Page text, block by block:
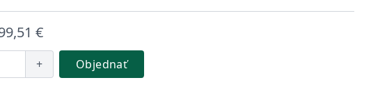
€
+ Objednať